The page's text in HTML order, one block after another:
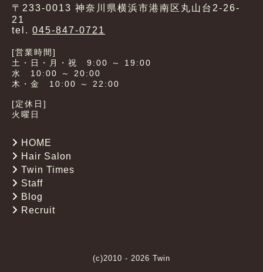
〒233-0013 神奈川県横浜市港南区丸山台2-26-
21
tel. 045-847-0721
[営業時間]
土・日・月・祝 9:00 ～ 19:00
水 10:00 ～ 20:00
木・金 10:00 ～ 22:00
[定休日]
火曜日
HOME
Hair Salon
Twin Times
Staff
Blog
Recruit
(c)2010 - 2026 Twin